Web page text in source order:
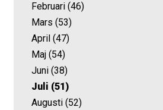
Februari (46)
Mars (53)
April (47)
Maj (54)
Juni (38)
Juli (51)
Augusti (52)